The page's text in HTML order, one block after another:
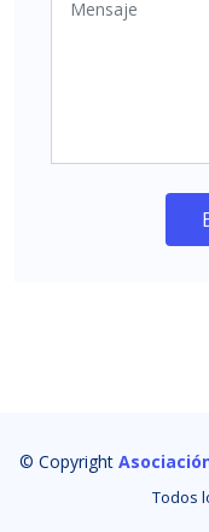
© Copyright
Todos